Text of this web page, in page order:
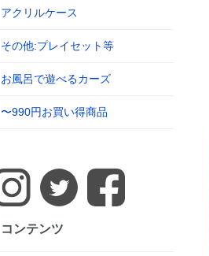
アクリルケース
その他:プレイセット等
お風呂で遊べるカーズ
〜990円お買い得商品
コンテンツ